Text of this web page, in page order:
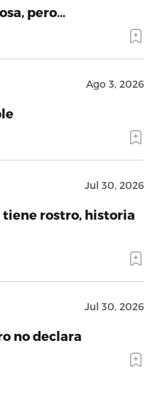
pero…
Ago 3, 2026
Jul 30, 2026
rostro, historia
Jul 30, 2026
no declara